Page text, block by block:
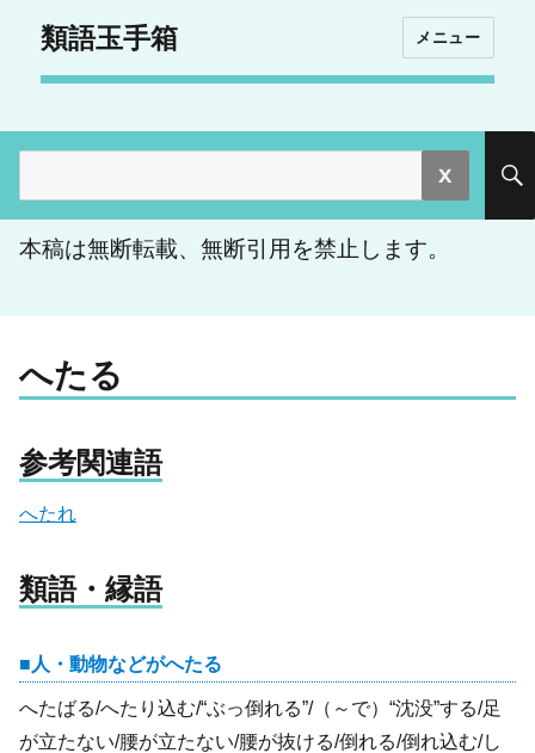
類語玉手箱 メニュー
索:
本稿は無断転載、無断引用を禁止します。
へたる
参考関連語
へたれ
類語・縁語
人・動物などがへたる
へたばる/へたり込む/“ぶっ倒れる”/（～で）“沈没”する/足
が立たない/腰が立たない/腰が抜ける/倒れる/倒れ込む/し